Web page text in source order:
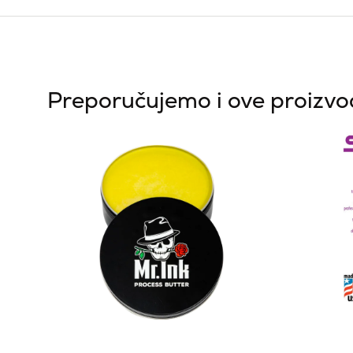
Preporučujemo i ove